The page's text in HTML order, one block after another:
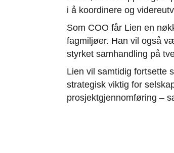
i å koordinere og
Som COO får Lien en
fagmiljøer. Han vil også
styrket samhandling på
Lien vil samtidig fortsette
strategisk viktig for
prosjektgjennomføring –